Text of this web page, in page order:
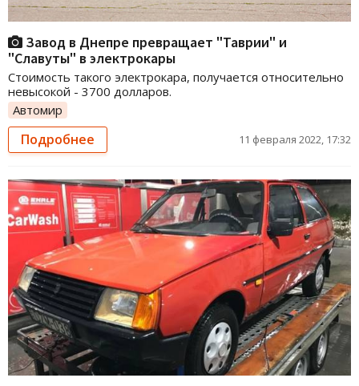
Завод в Днепре превращает "Таврии" и
"Славуты" в электрокары
Стоимость такого электрокара, получается относительно
невысокой - 3700 долларов.
Автомир
Подробнее 11 февраля 2022, 17:32